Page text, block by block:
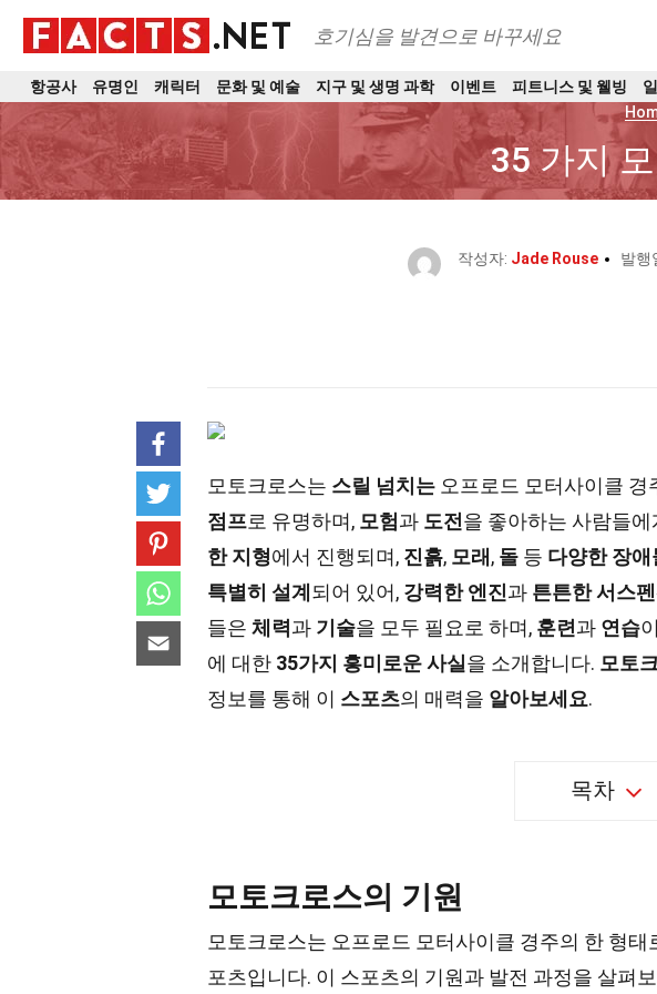
호기심을 발견으로 바꾸세요
항공사 유명인 캐릭터 문화 및 예술 지구 및 생명 과학 이벤트 피트니스 및 웰빙
35 가지
작성자: Jade Rouse 발행
모토크로스는 스릴 넘치는 오프로드 모터사이클 경
점프로 유명하며, 모험과 도전 을 좋아하는 사람들
한 지형에서 진행되며, 진흙, 모래 , 돌 등 다양한 장애
특별히 설계 되어 있어, 강력한 엔진과 튼튼한 서스펜
들은 체력과 기술을 모두 필요로 하며, 훈련 과 연습
에 대한 35가지 흥미로운 사실 을 소개합니다. 모토
정보를 통해 이 스포츠의 매력을 알아보세요.
목차
모토크로스의 기원
모토크로스는 오프로드 모터사이클 경주의 한 형
포츠입니다. 이 스포츠의 기원과 발전 과정을 살펴